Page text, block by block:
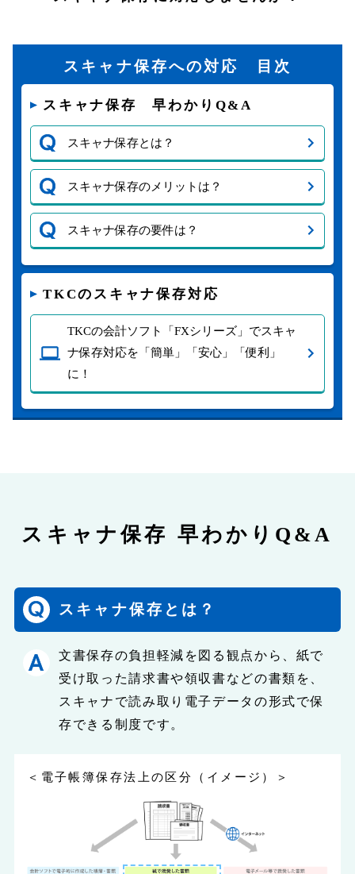
スキャナ保存への対応 目次
スキャナ保存 早わかりQ&A
スキャナ保存とは？
スキャナ保存のメリットは？
スキャナ保存の要件は？
TKCのスキャナ保存対応
TKCの会計ソフト「FXシリーズ」でスキャ
ナ保存対応を「簡単」「安心」「便利」
に！
スキャナ保存 早わかりQ&A
スキャナ保存とは？
文書保存の負担軽減を図る観点から、紙で
受け取った請求書や領収書などの書類を、
スキャナで読み取り電子データの形式で保
存できる制度です。
＜電子帳簿保存法上の区分（イメージ）＞